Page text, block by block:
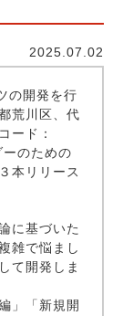
2025.07.02
の開発を行
荒川区、代
ード：
のための
本リリース
に基づいた
雑で悩まし
て開発しま
」「新規開